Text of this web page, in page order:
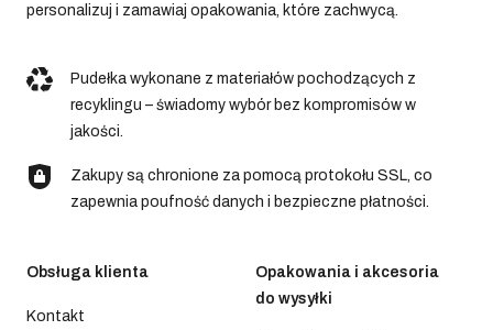
personalizuj i zamawiaj opakowania, które zachwycą.
Pudełka wykonane z materiałów pochodzących z
recyklingu – świadomy wybór bez kompromisów w
jakości.
Zakupy są chronione za pomocą protokołu SSL, co
zapewnia poufność danych i bezpieczne płatności.
Obsługa klienta
Kontakt
Opakowania i akcesoria
do wysyłki